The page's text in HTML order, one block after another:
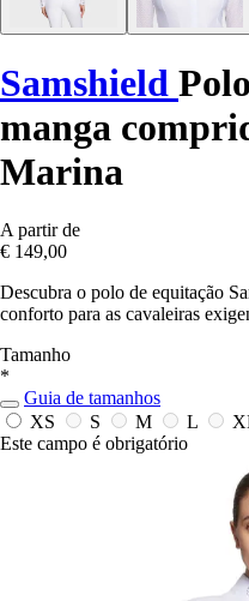
Samshield
manga
Marina
A partir de
€ 149,00
Descubra o polo de equitação
conforto para as cavaleiras
Tamanho
*
Guia de tamanhos
XS
S M L
Este campo é obrigatório